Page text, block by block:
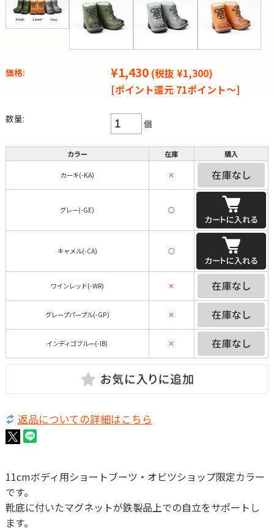
価格: ¥1,430 (税抜 ¥1,300)
[ポイント還元 71ポイント～]
数量: 個
カラー 在庫 購入
カーキ(-KA) ×
グレー(-GE) ○
キャメル(-CA) ○
ワインレッド(-WR) ×
グレープパープル(-GP) ×
インディゴブルー(-IB) ×
返品についての詳細はこちら
11cmボディ用ショートブーツ・オビツショップ限定カラー
です。
靴底に付いたマグネットが鉄製品上での自立をサポートし
ます。